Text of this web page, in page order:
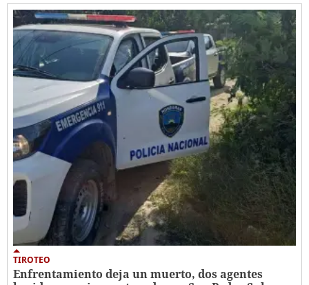
TIROTEO
Enfrentamiento deja un muerto, dos agentes